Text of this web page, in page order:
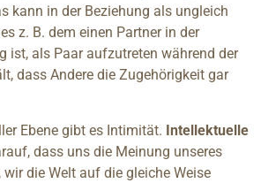
kann in der Beziehung als ungleich
z. B. dem einen Partner in der
ist, als Paar aufzutreten während der
dass Andere die Zugehörigkeit gar
Ebene gibt es Intimität. Intellektuelle
dass uns die Meinung unseres
wir die Welt auf die gleiche Weise